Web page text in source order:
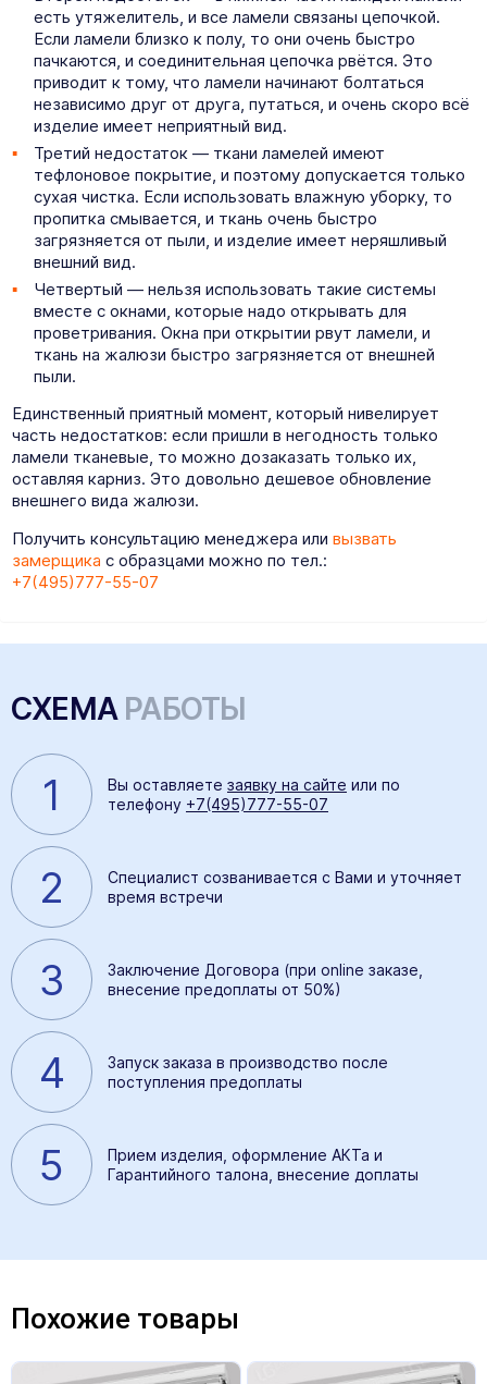
есть утяжелитель, и все ламели связаны цепочкой.
Если ламели близко к полу, то они очень быстро
пачкаются, и соединительная цепочка рвётся. Это
приводит к тому, что ламели начинают болтаться
независимо друг от друга, путаться, и очень скоро всё
изделие имеет неприятный вид.
Третий недостаток — ткани ламелей имеют
тефлоновое покрытие, и поэтому допускается только
сухая чистка. Если использовать влажную уборку, то
пропитка смывается, и ткань очень быстро
загрязняется от пыли, и изделие имеет неряшливый
внешний вид.
Четвертый — нельзя использовать такие системы
вместе с окнами, которые надо открывать для
проветривания. Окна при открытии рвут ламели, и
ткань на жалюзи быстро загрязняется от внешней
пыли.
Единственный приятный момент, который нивелирует
часть недостатков: если пришли в негодность только
ламели тканевые, то можно дозаказать только их,
оставляя карниз. Это довольно дешевое обновление
внешнего вида жалюзи.
Получить консультацию менеджера или вызвать
замерщика с образцами можно по тел.:
+7(495)777-55-07
СХЕМАРАБОТЫ
1 Вы оставляете заявку на сайте или по
телефону +7(495)777-55-07
2
Специалист созванивается с Вами и уточняет
время встречи
3
Заключение Договора (при online заказе,
внесение предоплаты от 50%)
4
Запуск заказа в производство после
поступления предоплаты
5
Прием изделия, оформление АКТа и
Гарантийного талона, внесение доплаты
Похожие товары